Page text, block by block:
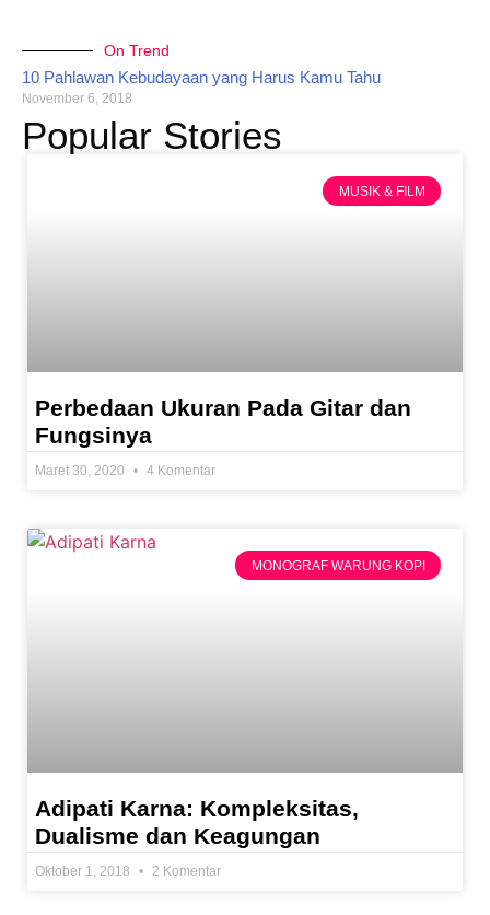
On Trend
10 Pahlawan Kebudayaan yang Harus Kamu Tahu
November 6, 2018
Popular Stories
MUSIK & FILM
Perbedaan Ukuran Pada Gitar dan
Fungsinya
Maret 30, 2020 4 Komentar
MONOGRAF WARUNG KOPI
Adipati Karna: Kompleksitas,
Dualisme dan Keagungan
Oktober 1, 2018 2 Komentar